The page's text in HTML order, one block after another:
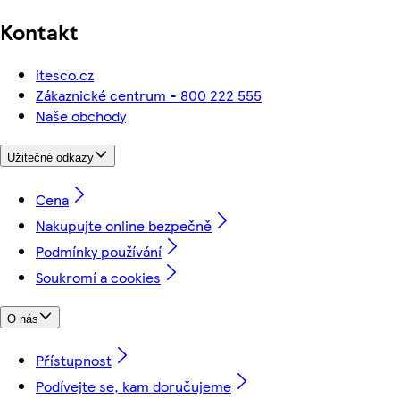
Kontakt
itesco.cz
Zákaznické centrum - 800 222 555
Naše obchody
Užitečné odkazy
Cena
Nakupujte online bezpečně
Podmínky používání
Soukromí a cookies
O nás
Přístupnost
Podívejte se, kam doručujeme